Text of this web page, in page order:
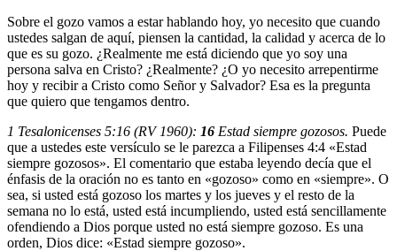
Sobre el gozo vamos a estar hablando hoy, yo necesito que cuando
ustedes salgan de aquí, piensen la cantidad, la calidad y acerca de lo
que es su gozo. ¿Realmente me está diciendo que yo soy una
persona salva en Cristo? ¿Realmente? ¿O yo necesito arrepentirme
hoy y recibir a Cristo como Señor y Salvador? Esa es la pregunta
que quiero que tengamos dentro.
1 Tesalonicenses 5:16 (RV 1960): 16 Estad siempre gozosos. Puede
que a ustedes este versículo se le parezca a Filipenses 4:4 «Estad
siempre gozosos». El comentario que estaba leyendo decía que el
énfasis de la oración no es tanto en «gozoso» como en «siempre». O
sea, si usted está gozoso los martes y los jueves y el resto de la
semana no lo está, usted está incumpliendo, usted está sencillamente
ofendiendo a Dios porque usted no está siempre gozoso. Es una
orden, Dios dice: «Estad siempre gozoso».